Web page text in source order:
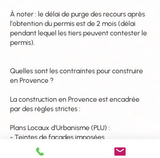
À noter : le délai de purge des recours après
l'obtention du permis est de 2 mois (délai
pendant lequel les tiers peuvent contester le
permis).
Quelles sont les contraintes pour construire
en Provence ?
La construction en Provence est encadrée
par des règles strictes :
Plans Locaux d'Urbanisme (PLU) :
- Teintes de façades imposées
(généralement ocres, beiges, terres)
- Pentes de toiture minimales (souvent 25 à